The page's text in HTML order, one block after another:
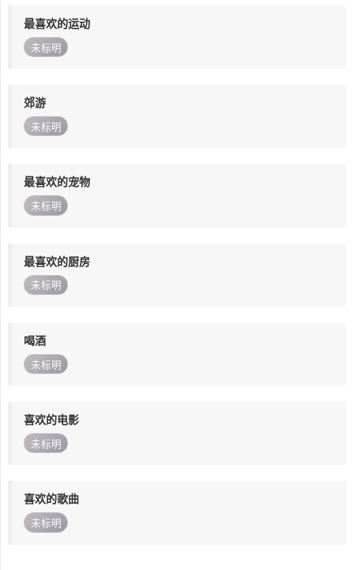
最喜欢的运动
未标明
郊游
未标明
最喜欢的宠物
未标明
最喜欢的厨房
未标明
喝酒
未标明
喜欢的电影
未标明
喜欢的歌曲
未标明